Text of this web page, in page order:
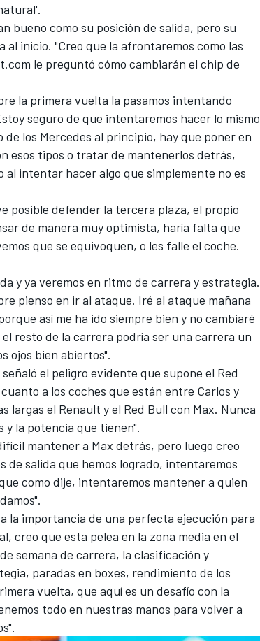
bueno como su posición de salida, pero su
al inicio. "Creo que la afrontaremos como las
le preguntó cómo cambiarán el chip de
la primera vuelta la pasamos intentando
seguro de que intentaremos hacer lo mismo
los Mercedes al principio, hay que poner en
esos tipos o tratar de mantenerlos detrás,
intentar hacer algo que simplemente no es
posible defender la tercera plaza, el propio
de manera muy optimista, haría falta que
que se equivoquen, o les falle el coche.
y ya veremos en ritmo de carrera y estrategia.
pienso en ir al ataque. Iré al ataque mañana
así me ha ido siempre bien y no cambiaré
resto de la carrera podría ser una carrera un
ojos bien abiertos".
el peligro evidente que supone el Red
a los coches que están entre Carlos y
largas el Renault y el Red Bull con Max. Nunca
y la potencia que tienen".
mantener a Max detrás, pero luego creo
de salida que hemos logrado, intentaremos
como dije, intentaremos mantener a quien
la importancia de una perfecta ejecución para
creo que esta pelea en la zona media en el
semana de carrera, la clasificación y
paradas en boxes, rendimiento de los
vuelta, que aquí es un desafío con la
todo en nuestras manos para volver a